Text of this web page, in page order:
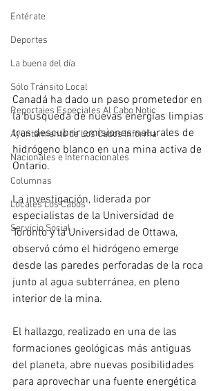
Entérate
Deportes
La buena del día
Sólo Tránsito Local
Reportajes Especiales Al Cabo Notic
Ayuntamiento de Los Cabos Informa
Nacionales e Internacionales
Columnas
Locales Los Cabos
Servicio Social
Canadá ha dado un paso prometedor en
la búsqueda de nuevas energías limpias
tras descubrir emisiones naturales de
hidrógeno blanco en una mina activa de
Ontario.
La investigación, liderada por
especialistas de la Universidad de
Toronto y la Universidad de Ottawa,
observó cómo el hidrógeno emerge
desde las paredes perforadas de la roca
junto al agua subterránea, en pleno
interior de la mina.
El hallazgo, realizado en una de las
formaciones geológicas más antiguas
del planeta, abre nuevas posibilidades
para aprovechar una fuente energética